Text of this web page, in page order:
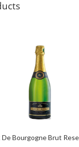
De Bourgogne Brut